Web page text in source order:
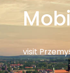
visit